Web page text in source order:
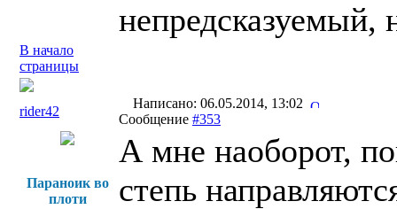
непредсказуемый,
В начало
страницы
rider42
Написано: 06.05.2014, 13:02
Сообщение #353
Параноик во
плоти
А мне наоборот,
степь